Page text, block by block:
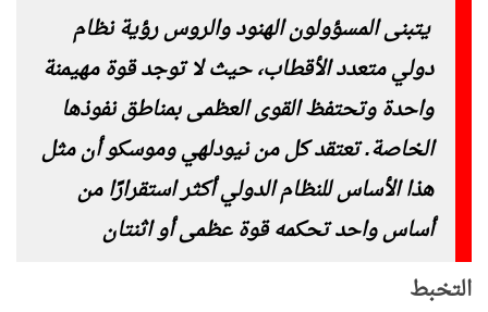
يتبنى المسؤولون الهنود والروس رؤية نظام
دولي متعدد الأقطاب، حيث لا توجد قوة مهيمنة
واحدة وتحتفظ القوى العظمى بمناطق نفوذها
الخاصة. تعتقد كل من نيودلهي وموسكو أن مثل
هذا الأساس للنظام الدولي أكثر استقرارًا من
أساس واحد تحكمه قوة عظمى أو اثنتان
التخبط